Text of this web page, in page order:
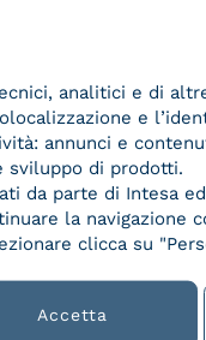
e
analitici e di
e
annunci e
sviluppo di prodotti.
da parte di Intesa
la navigazione
clicca su
Accetta